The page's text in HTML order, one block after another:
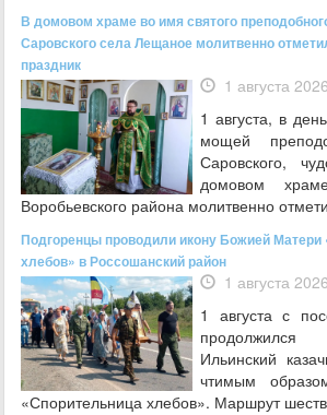
В домовом храме во имя святого
Саровского села Лещаное молитвенно
праздник
1 августа 2026
1 августа, в
мощей
Саровского,
домовом
Воробьевского района молитвенно
Подгоренцы проводили икону Божией Матери
хлебов» в Россошанский район
1 августа 2026
1 августа с
Ильинский
чтимым
«Спорительница хлебов». Маршрут